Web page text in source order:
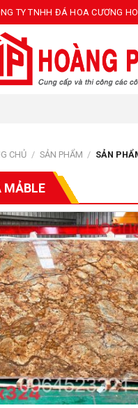
TY TNHH ĐÁ HOA CƯƠNG
CHỦ / SẢN PHẨM / SẢN
MẢBLE